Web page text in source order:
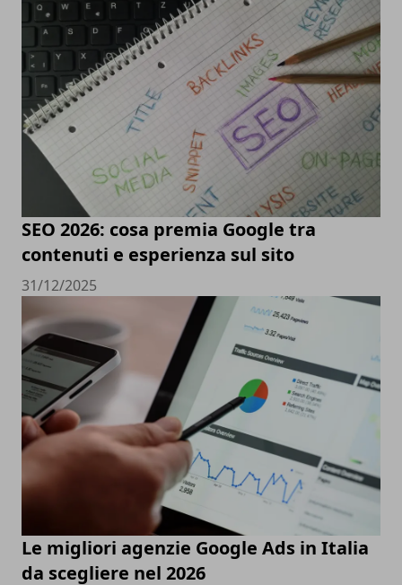
SEO 2026: cosa premia Google tra
contenuti e esperienza sul sito
31/12/2025
Le migliori agenzie Google Ads in Italia
da scegliere nel 2026